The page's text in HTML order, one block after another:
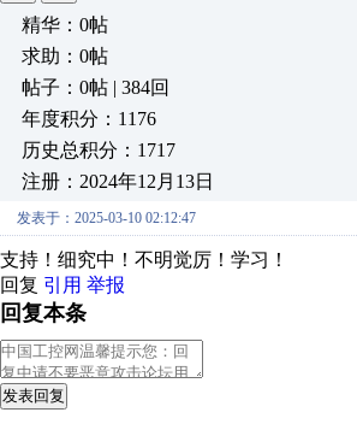
精华：0帖
求助：0帖
帖子：0帖 | 384回
年度积分：1176
历史总积分：1717
注册：2024年12月13日
发表于：2025-03-10 02:12:47
支持！细究中！不明觉厉！学习！
回复 引用 举报
回复本条
发表回复